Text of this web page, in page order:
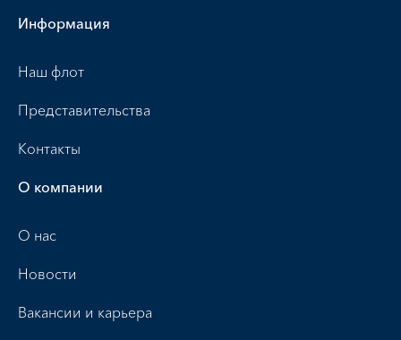
Информация
Наш флот
Представительства
Контакты
О компании
О нас
Новости
Вакансии и карьера